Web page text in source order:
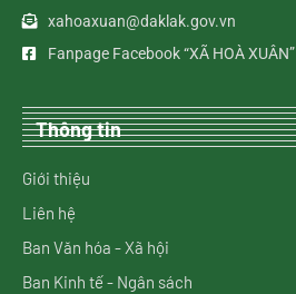
xahoaxuan@daklak.gov.vn
Fanpage Facebook “XÃ HOÀ XUÂN”
Thông tin
Giới thiệu
Liên hệ
Ban Văn hóa - Xã hội
Ban Kinh tế - Ngân sách